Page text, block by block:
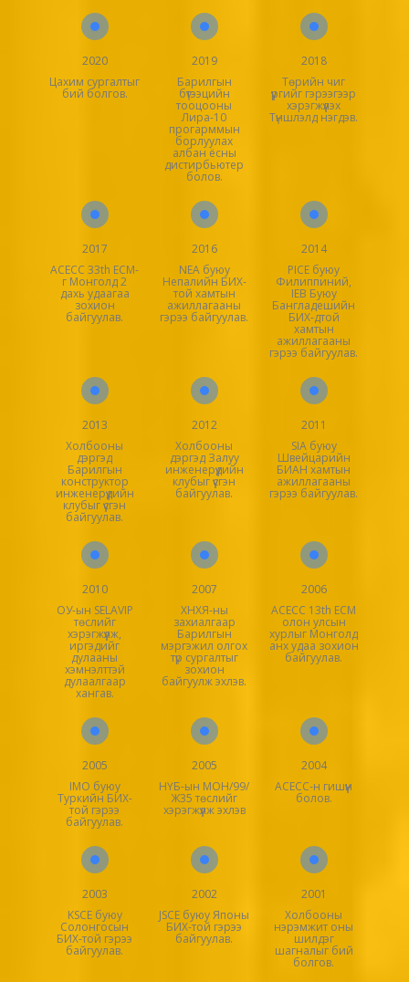
2020
Цахим сургалтыг
бий болгов.
2019
Барилгын
бүтээцийн
тооцооны
Лира-10
прогарммын
борлуулах
албан ёсны
дистирбьютер
болов.
2018
Төрийн чиг
үүргийг гэрээгээр
хэрэгжүүлэх
Түншлэлд нэгдэв.
2017
ACECC 33th ECM-
г Монголд 2
дахь удаагаа
зохион
байгуулав.
2016
NEA буюу
Непалийн БИХ-
той хамтын
ажиллагааны
гэрээ байгуулав.
2014
PICE буюу
Филиппиний,
IEB Буюу
Бангладешийн
БИХ-дтой
хамтын
ажиллагааны
гэрээ байгуулав.
2013
Холбооны
дэргэд
Барилгын
конструктор
инженерүүдийн
клубыг үүсгэн
байгуулав.
2012
Холбооны
дэргэд Залуу
инженерүүдийн
клубыг үүсгэн
байгуулав.
2011
SIA буюу
Швейцарийн
БИАН хамтын
ажиллагааны
гэрээ байгуулав.
2010
ОУ-ын SELAVIP
төслийг
хэрэгжүүлж,
иргэдийг
дулааны
хэмнэлттэй
дулаалгаар
хангав.
2007
ХНХЯ-ны
захиалгаар
Барилгын
мэргэжил олгох
түр сургалтыг
зохион
байгуулж эхлэв.
2006
ACECC 13th ECM
олон улсын
хурлыг Монголд
анх удаа зохион
байгуулав.
2005
IMO буюу
Туркийн БИХ-
той гэрээ
байгуулав.
2005
НҮБ-ын МОН/99/
Ж35 төслийг
хэрэгжүүлж эхлэв
2004
ACECC-н гишүүн
болов.
2003
KSCE буюу
Солонгосын
БИХ-той гэрээ
байгуулав.
2002
JSCE буюу Японы
БИХ-той гэрээ
байгуулав.
2001
Холбооны
нэрэмжит оны
шилдэг
шагналыг бий
болгов.